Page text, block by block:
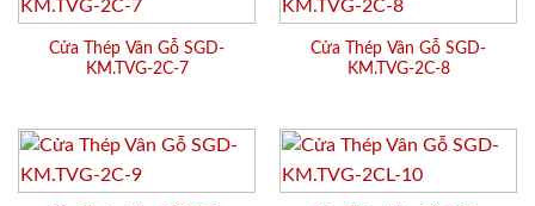
Cửa Thép Vân Gỗ SGD-
KM.TVG-2C-7
Cửa Thép Vân Gỗ SGD-
KM.TVG-2C-8